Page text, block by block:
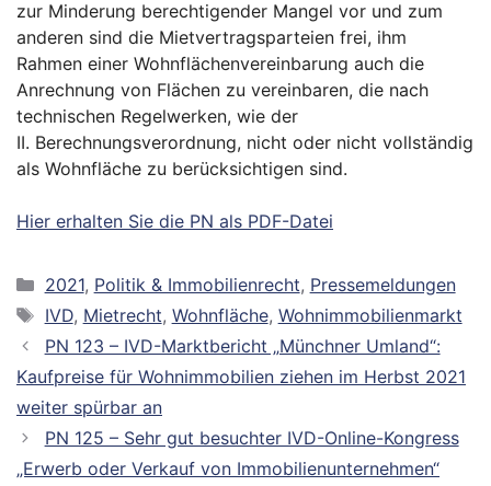
zur Minderung berechtigender Mangel vor und zum
anderen sind die Mietvertragsparteien frei, ihm
Rahmen einer Wohnflächenvereinbarung auch die
Anrechnung von Flächen zu vereinbaren, die nach
technischen Regelwerken, wie der
II. Berechnungsverordnung, nicht oder nicht vollständig
als Wohnfläche zu berücksichtigen sind.
Hier erhalten Sie die PN als PDF-Datei
Kategorien
2021, Politik & Immobilienrecht, Pressemeldungen
Schlagwörter
IVD, Mietrecht, Wohnfläche, Wohnimmobilienmarkt
PN 123 – IVD-Marktbericht „Münchner Umland“:
Kaufpreise für Wohnimmobilien ziehen im Herbst 2021
weiter spürbar an
PN 125 – Sehr gut besuchter IVD-Online-Kongress
„Erwerb oder Verkauf von Immobilienunternehmen“